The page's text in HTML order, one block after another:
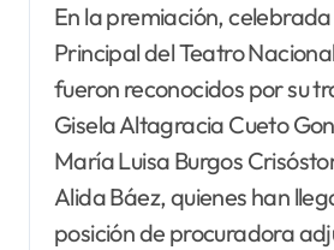
En la premiación,
Principal del Teatro
fueron reconocidos por su
Gisela Altagracia Cueto
María Luisa Burgos
Alida Báez, quienes han
posición de procuradora